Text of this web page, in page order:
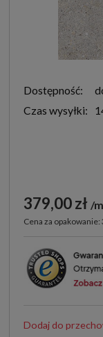
Dostępność:
Czas wysyłki:
379,00 zł
Cena za opakowanie:
Dodaj do